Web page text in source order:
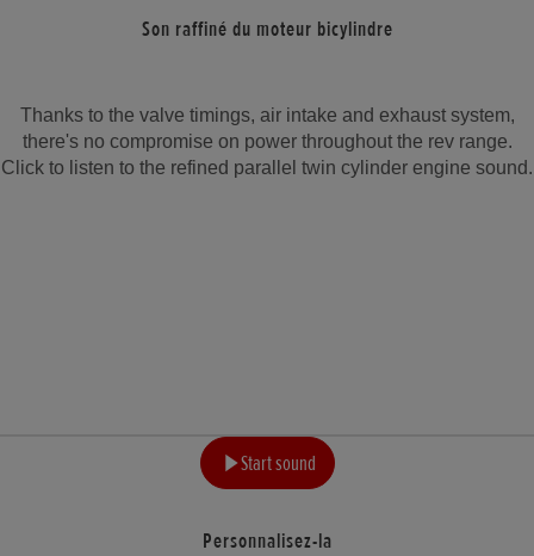
Son raffiné du moteur bicylindre
Thanks to the valve timings, air intake and exhaust system,
there's no compromise on power throughout the rev range.
Click to listen to the refined parallel twin cylinder engine sound.
Start sound
Personnalisez-la